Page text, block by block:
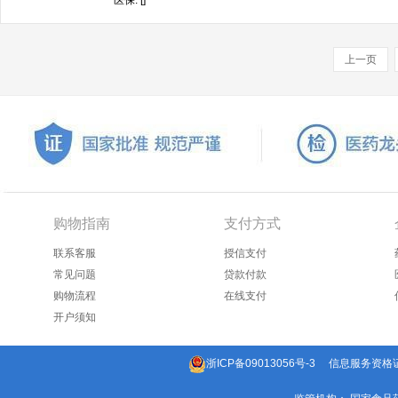
上一页
购物指南
联系客服
常见问题
购物流程
开户须知
支付方式
授信支付
贷款付款
在线支付
浙ICP备09013056号-3 信息服务资格